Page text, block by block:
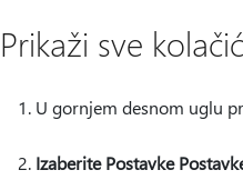
Prikaži sve
U gornjem desnom uglu
Izaberite Postavke